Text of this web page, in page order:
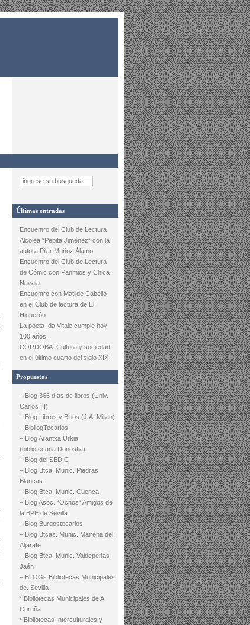
Últimas entradas
Encuentro del Club de Lectura
Alcolea “Pepita Jiménez” con la
autora Pilar Muñoz Álamo
Encuentro del Club de Lectura
de Cómic con Panmios y Chica
Navaja.
Encuentro con Matilde Cabello
en el Club de lectura de El
Higuerón
La poeta Ida Vitale cumple hoy
100 años.
CÓRDOBA: Cultura y sociedad
en el último cuarto del siglo XIX
Propuestas
– Blog 365 días de libros (Univ.
Carlos III)
– Blog Libros y Bitios (J.A. Millán)
– BibliogTecarios
– Blog Arantxa Urkia
(bibliotecaria Donostia)
– Blog del SEDIC
– Blog Btca. Munic. Piedras
Blancas
– Blog Btca. Munic. Cuenca
– Blog Asoc. “Ocnos” Amigos de
la BPE de Sevilla
– Blog Burgostecarios
– Blog Btcas. Munic. Mairena del
Aljarafe
– Blog Btca. Munic. Valdepeñas
Jaén
– BLOGs Bibliotecas Municipales
de. Sevilla
* Bibliotecas Municipales de A
Coruña
* Bibliotecas Interculturales y